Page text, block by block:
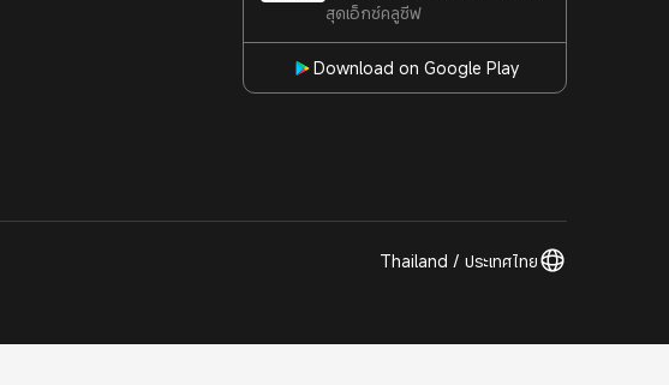
สุดเอ็กซ์คลูซีฟ
Download on Google Play
Thailand / ประเทศไทย